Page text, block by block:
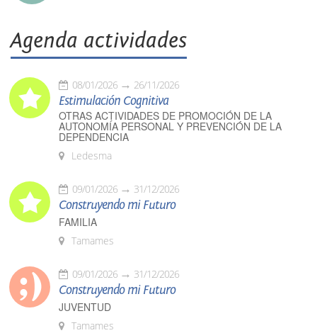
Agenda actividades
08/01/2026 26/11/2026
Estimulación Cognitiva
OTRAS ACTIVIDADES DE PROMOCIÓN DE LA
AUTONOMÍA PERSONAL Y PREVENCIÓN DE LA
DEPENDENCIA
Ledesma
09/01/2026 31/12/2026
Construyendo mi Futuro
FAMILIA
Tamames
09/01/2026 31/12/2026
Construyendo mi Futuro
JUVENTUD
Tamames